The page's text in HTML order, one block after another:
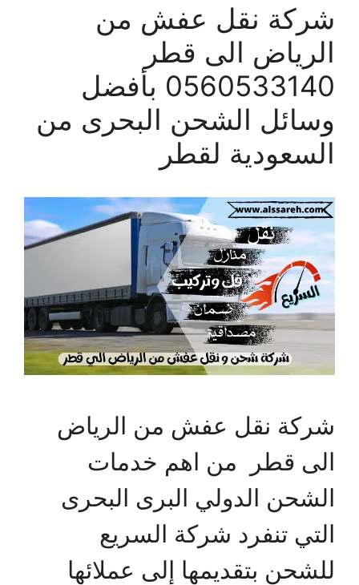
شركة نقل عفش من
الرياض الى قطر
0560533140 بأفضل
وسائل الشحن البحرى من
السعودية لقطر
شركة نقل عفش من الرياض
الى قطر من اهم خدمات
الشحن الدولي البرى البحرى
التي تنفرد شركة السريع
للشحن بتقديمها إلى عملائها